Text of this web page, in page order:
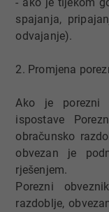
spajanja,
odvajanje).
2. Promjena
Ako je porezni
ispostave
obračunsko
obvezan je
rješenjem.
Porezni
razdoblje,